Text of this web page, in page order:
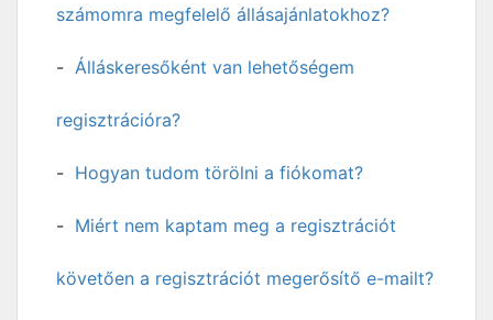
számomra megfelelő állásajánlatokhoz?
Álláskeresőként van lehetőségem
regisztrációra?
Hogyan tudom törölni a fiókomat?
Miért nem kaptam meg a regisztrációt
követően a regisztrációt megerősítő e-mailt?